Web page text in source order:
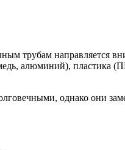
трубам направляется
алюминий), пластика
однако они